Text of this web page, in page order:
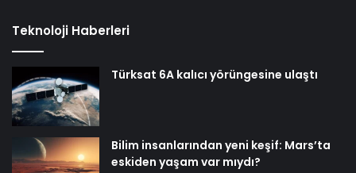
Teknoloji Haberleri
Türksat 6A kalıcı yörüngesine ulaştı
Bilim insanlarından yeni keşif: Mars’ta
eskiden yaşam var mıydı?